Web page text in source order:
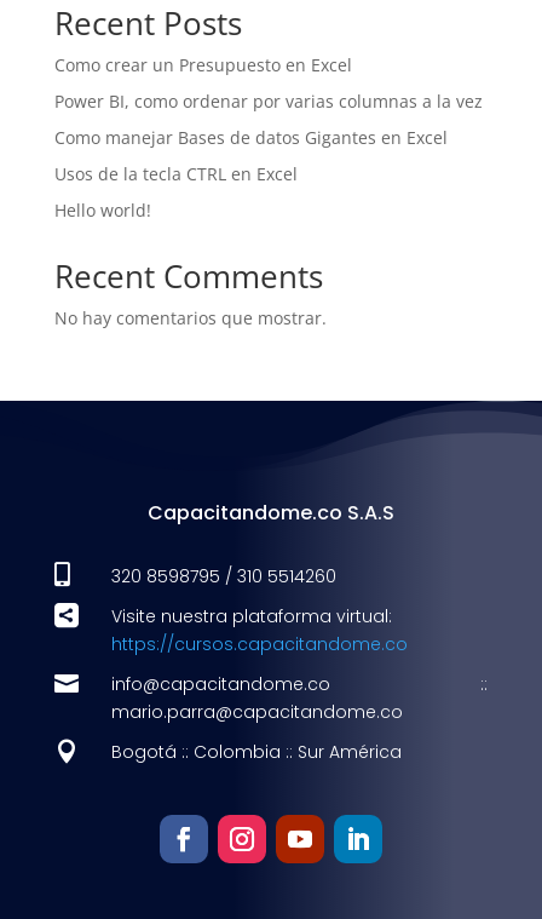
Recent Posts
Como crear un Presupuesto en Excel
Power BI, como ordenar por varias columnas a la vez
Como manejar Bases de datos Gigantes en Excel
Usos de la tecla CTRL en Excel
Hello world!
Recent Comments
No hay comentarios que mostrar.
Capacitandome.co S.A.S

320 8598795 / 310 5514260

Visite nuestra plataforma virtual:
https://cursos.capacitandome.co

info@capacitandome.co ::
mario.parra@capacitandome.co

Bogotá :: Colombia :: Sur América